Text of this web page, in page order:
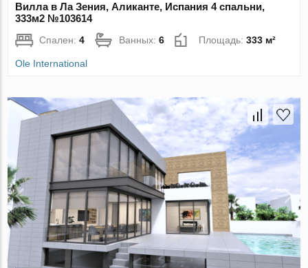
Вилла в Ла Зения, Аликанте, Испания 4 спальни,
333м2 №103614
Спален:4 Ванных:6 Площадь:333 м²
Ole International